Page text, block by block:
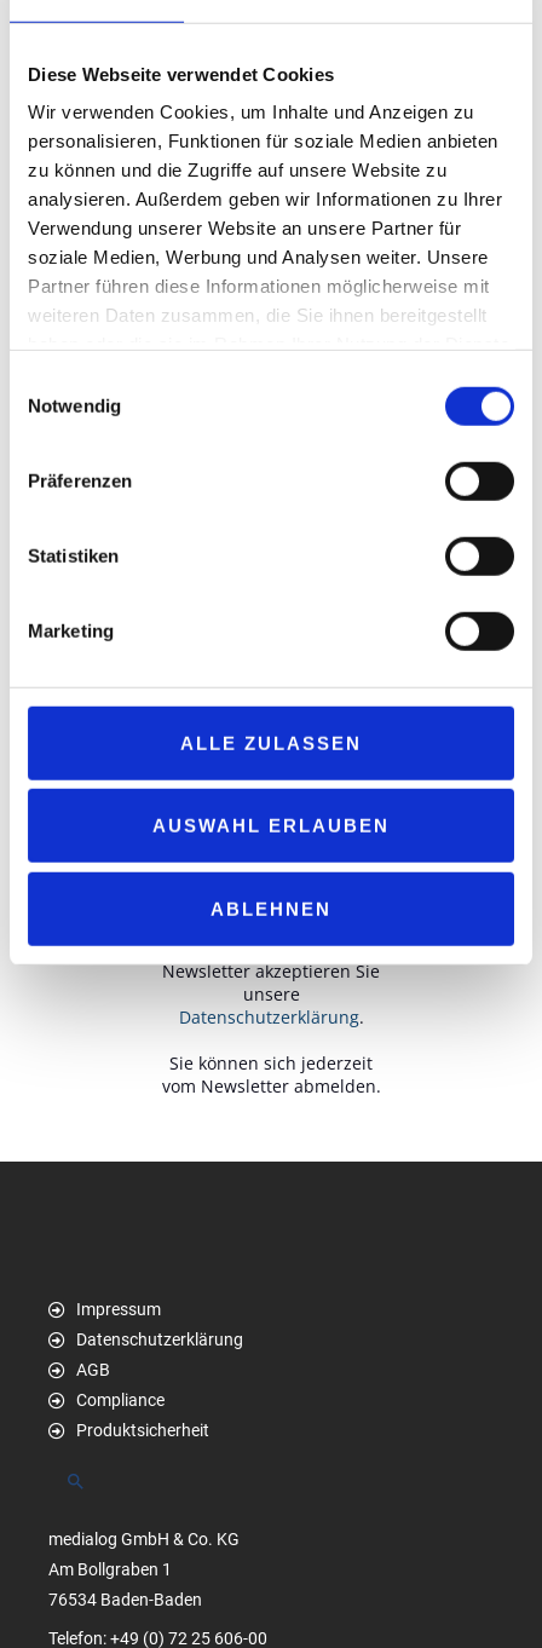
Diese Webseite verwendet Cookies
Wir verwenden Cookies, um Inhalte und Anzeigen zu
personalisieren, Funktionen für soziale Medien anbieten
zu können und die Zugriffe auf unsere Website zu
analysieren. Außerdem geben wir Informationen zu Ihrer
Verwendung unserer Website an unsere Partner für
soziale Medien, Werbung und Analysen weiter. Unsere
Partner führen diese Informationen möglicherweise mit
weiteren Daten zusammen, die Sie ihnen bereitgestellt
Notwendig
Präferenzen
Statistiken
Marketing
ALLE ZULASSEN
AUSWAHL ERLAUBEN
ABLEHNEN
Impressum
Datenschutzerklärung
AGB
Compliance
Produktsicherheit
Suchen
medialog GmbH & Co. KG
Am Bollgraben 1
76534 Baden-Baden
Telefon: +49 (0) 72 25 606-00